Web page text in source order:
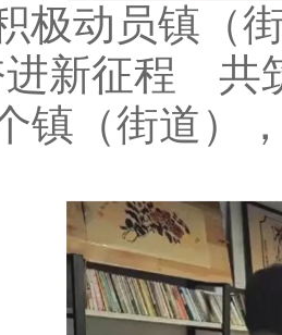
动员镇（街
进新征程 共
镇（街道）